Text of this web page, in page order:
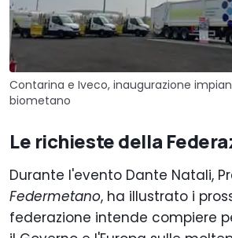
Contarina e Iveco, inaugurazione
biometano
Le richieste della
Durante l'evento Dante Natali,
Federmetano, ha illustrato i
federazione intende compiere